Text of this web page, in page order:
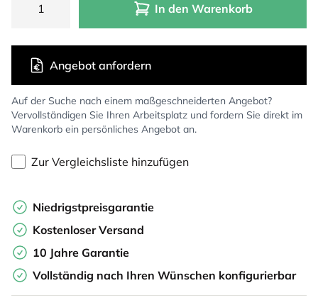
In den Warenkorb
Auf der Suche nach einem maßgeschneiderten Angebot?
Vervollständigen Sie Ihren Arbeitsplatz und fordern Sie direkt im
Warenkorb ein persönliches Angebot an.
Angebot anfordern
Zur Vergleichsliste hinzufügen
Niedrigstpreisgarantie
Kostenloser Versand
10 Jahre Garantie
Vollständig nach Ihren Wünschen konfigurierbar